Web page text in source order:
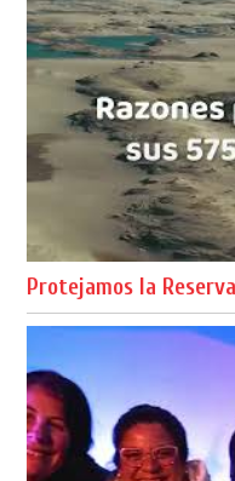
Protejamos la